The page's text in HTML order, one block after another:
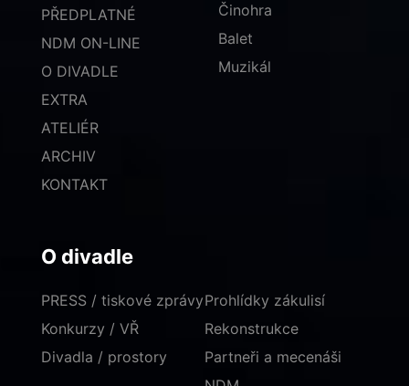
PŘEDPLATNÉ
NDM ON-LINE
O DIVADLE
EXTRA
ATELIÉR
ARCHIV
KONTAKT
Činohra
Balet
Muzikál
O divadle
PRESS / tiskové zprávy
Konkurzy / VŘ
Divadla / prostory
Prohlídky zákulisí
Rekonstrukce
Partneři a mecenáši